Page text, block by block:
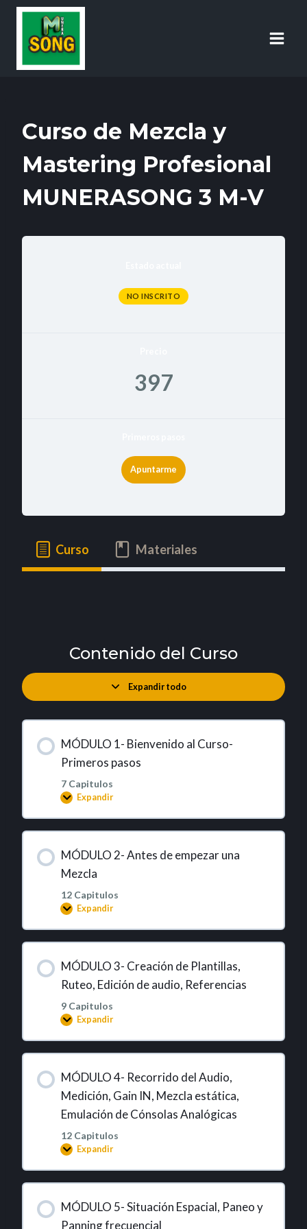
Curso de Mezcla y
Mastering Profesional
MUNERASONG 3 M-V
NO INSCRITO
397
Apuntarme
Curso Materiales
Contenido del Curso
Expandir todo
MÓDULO 1- Bienvenido al Curso-
Primeros pasos
7 Capitulos
Expandir
MÓDULO 2- Antes de empezar una
Mezcla
12 Capitulos
Expandir
MÓDULO 3- Creación de Plantillas,
Ruteo, Edición de audio, Referencias
9 Capitulos
Expandir
MÓDULO 4- Recorrido del Audio,
Medición, Gain IN, Mezcla estática,
Emulación de Cónsolas Analógicas
12 Capitulos
Expandir
MÓDULO 5- Situación Espacial, Paneo y
Panning frecuencial